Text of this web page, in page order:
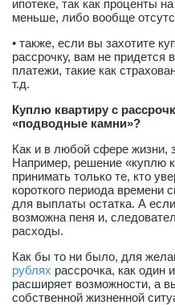
ипотеке, так как проценты
меньше, либо вообще
• также, если вы захотите
рассрочку, вам не придется
платежи, такие как
т.д.
Куплю квартиру с
«подводные камни»?
Как и в любой сфере жизни,
Например, решение «куплю
принимать только те, кто
короткого периода времени
для выплаты остатка. А
возможна пеня и,
расходы.
Как бы то ни было, для
рублях рассрочка, как один
расширяет возможности, а
собственной жизненной